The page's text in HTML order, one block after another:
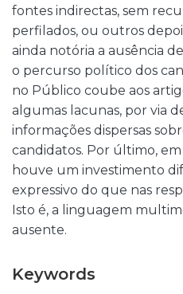
fontes indirectas, sem
perfilados, ou outros
ainda notória a ausência
o percurso político dos
no Público coube aos
algumas lacunas, por via
informações dispersas
candidatos. Por último, em
houve um investimento
expressivo do que nas
Isto é, a linguagem
ausente.
Keywords